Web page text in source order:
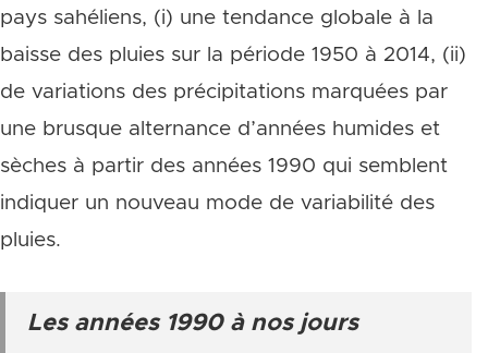
pays sahéliens, (i) une tendance globale à la
baisse des pluies sur la période 1950 à 2014, (ii)
de variations des précipitations marquées par
une brusque alternance d’années humides et
sèches à partir des années 1990 qui semblent
indiquer un nouveau mode de variabilité des
pluies.
Les années 1990 à nos jours